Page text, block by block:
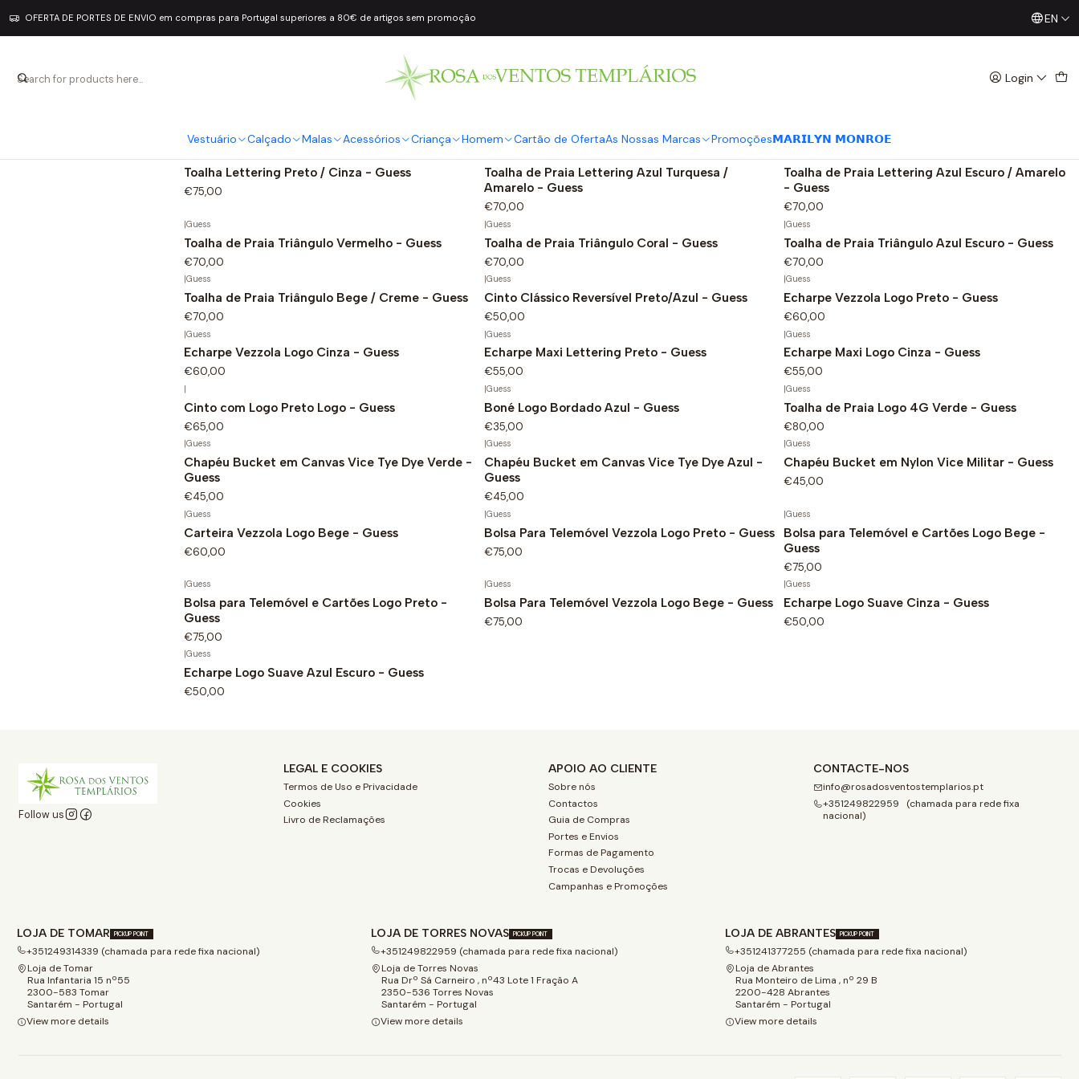
Login
Vestuário Calçado Malas Acessórios Criança Homem Cartão de OfertaAs Nossas Marcas Promoções𝗠𝗔𝗥𝗜𝗟𝗬𝗡 𝗠𝗢𝗡𝗥𝗢𝗘
OFERTA DE PORTES DE ENVIO em compras para Portugal superiores a 80€ de artigos sem promoção Já conhece os nossos Diretos? Todas as Segundas /EN
Acessórios Homem
€20,99€29,99 €70,00 €70,00
Toalha Lettering Preto / Cinza - Guess
€75,00
Toalha de Praia Lettering Azul Turquesa /
Amarelo - Guess
€70,00
Toalha de Praia Lettering Azul Escuro / Amarelo
- Guess
€70,00
|Guess
Toalha de Praia Triângulo Vermelho - Guess
€70,00
|Guess
Toalha de Praia Triângulo Coral - Guess
€70,00
|Guess
Toalha de Praia Triângulo Azul Escuro - Guess
€70,00
|Guess
Toalha de Praia Triângulo Bege / Creme - Guess
€70,00
Guess
Cinto Clássico Reversível Preto/Azul - Guess
€50,00
Guess
Echarpe Vezzola Logo Preto - Guess
€60,00
|Guess
Echarpe Vezzola Logo Cinza - Guess
€60,00
|Guess
Echarpe Maxi Lettering Preto - Guess
€55,00
|Guess
Echarpe Maxi Logo Cinza - Guess
€55,00
|
Cinto com Logo Preto Logo - Guess
€65,00
|Guess
Boné Logo Bordado Azul - Guess
€35,00
|Guess
Toalha de Praia Logo 4G Verde - Guess
€80,00
|Guess
Chapéu Bucket em Canvas Vice Tye Dye Verde -
Guess
€45,00
Guess
Chapéu Bucket em Canvas Vice Tye Dye Azul -
Guess
€45,00
Guess
Chapéu Bucket em Nylon Vice Militar - Guess
€45,00
|Guess
Carteira Vezzola Logo Bege - Guess
€60,00
|Guess
Bolsa Para Telemóvel Vezzola Logo Preto - Guess
€75,00
|Guess
Bolsa para Telemóvel e Cartões Logo Bege -
Guess
€75,00
|Guess
Bolsa para Telemóvel e Cartões Logo Preto -
Guess
€75,00
|Guess
Bolsa Para Telemóvel Vezzola Logo Bege - Guess
€75,00
|Guess
Echarpe Logo Suave Cinza - Guess
€50,00
|Guess
Echarpe Logo Suave Azul Escuro - Guess
€50,00
Follow us
LEGAL E COOKIES
Termos de Uso e Privacidade
Cookies
Livro de Reclamações
APOIO AO CLIENTE
Sobre nós
Contactos
Guia de Compras
Portes e Envios
Formas de Pagamento
Trocas e Devoluções
Campanhas e Promoções
CONTACTE-NOS
info@rosadosventostemplarios.pt
+351249822959 (chamada para rede fixa
nacional)
LOJA DE TOMAR PICKUP POINT
+351249314339 (chamada para rede fixa nacional)
Loja de Tomar
Rua Infantaria 15 nº55
2300-583 Tomar
Santarém - Portugal
View more details
LOJA DE TORRES NOVAS PICKUP POINT
+351249822959 (chamada para rede fixa nacional)
Loja de Torres Novas
Rua Drº Sá Carneiro , nº43 Lote 1 Fração A
2350-536 Torres Novas
Santarém - Portugal
View more details
LOJA DE ABRANTES PICKUP POINT
+351241377255 (chamada para rede fixa nacional)
Loja de Abrantes
Rua Monteiro de Lima , nº 29 B
2200-428 Abrantes
Santarém - Portugal
View more details